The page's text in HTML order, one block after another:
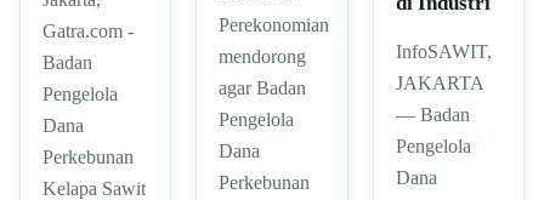
Gatra.com -
Badan
Pengelola
Dana
Perkebunan
Kelapa Sawit
Perekonomian
mendorong
agar Badan
Pengelola
Dana
Perkebunan
InfoSAWIT,
JAKARTA
— Badan
Pengelola
Dana